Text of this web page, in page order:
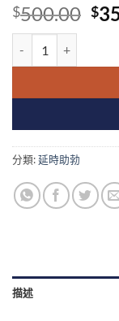
$500.00 $
分類:延時助勃
描述